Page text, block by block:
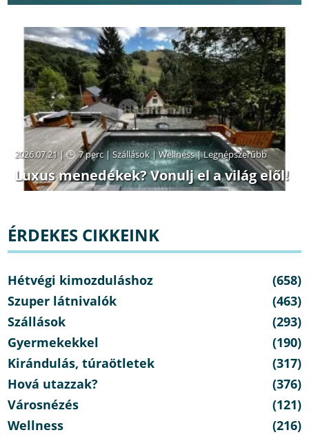
2026.07.21 | 7 perc|Szállások|Wellness|Legnépszerűbb
Luxus menedékek? Vonulj el a világ elől!
ÉRDEKES CIKKEINK
Hétvégi kimozduláshoz
(658)
Szuper látnivalók
(463)
Szállások
(293)
Gyermekekkel
(190)
Kirándulás, túraötletek
(317)
Hová utazzak?
(376)
Városnézés
(121)
Wellness
(216)